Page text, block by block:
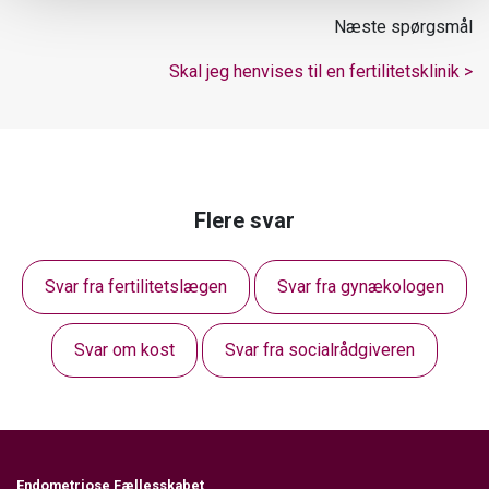
Næste spørgsmål
Skal jeg henvises til en fertilitetsklinik >
Flere svar
Svar fra fertilitetslægen Svar fra gynækologen
Svar om kost Svar fra socialrådgiveren
Endometriose Fællesskabet